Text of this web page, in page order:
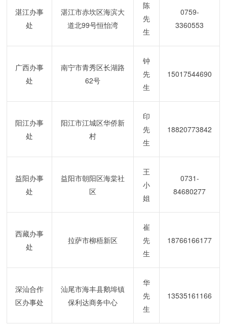
湛江办事
处
湛江市赤坎区海滨大
道北99号恒怡湾
陈
先
生
0759-
3360553
广西办事
处
南宁市青秀区长湖路
62号
钟
先
生
15017544690
阳江办事
处
阳江市江城区华侨新
村
印
先
生
18820773842
益阳办事
处
益阳市朝阳区海棠社
区
王
小
姐
0731-
84680277
西藏办事
处
拉萨市柳梧新区
崔
先
生
18766166177
深汕合作
区办事处
汕尾市海丰县鹅埠镇
保利达商务中心
华
先
生
13535161166